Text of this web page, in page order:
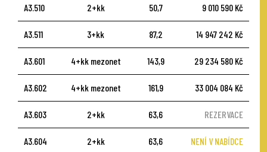
A3.510 2+kk 50,7 9 010 590 Kč
A3.511 3+kk 87,2 14 947 242 Kč
A3.601 4+kk mezonet 143,9 29 234 580 Kč
A3.602 4+kk mezonet 161,9 33 004 084 Kč
A3.603 2+kk 63,6 REZERVACE
A3.604 2+kk 63,6 NENÍ V NABÍDCE